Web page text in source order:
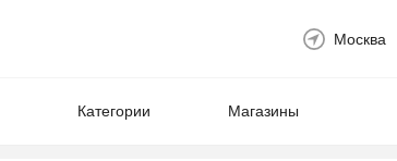
Москва
Категории Магазины